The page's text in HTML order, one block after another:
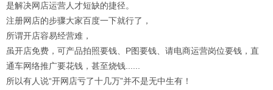
是解决网店运营人才短缺的捷径。
注册网店的步骤大家百度一下就行了，
所谓开店容易经营难，
虽开店免费，可产品拍照要钱、P图要钱、请电商运营岗位要钱，直
通车网络推广要花钱，甚至烧钱......
所以有人说“开网店亏了十几万”并不是无中生有！